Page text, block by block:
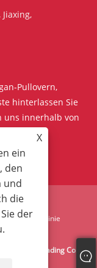
Pullovern,
hinterlassen Sie
uns innerhalb von
& Export Trading Co., Ltd.
X
ein
den
und
die
der